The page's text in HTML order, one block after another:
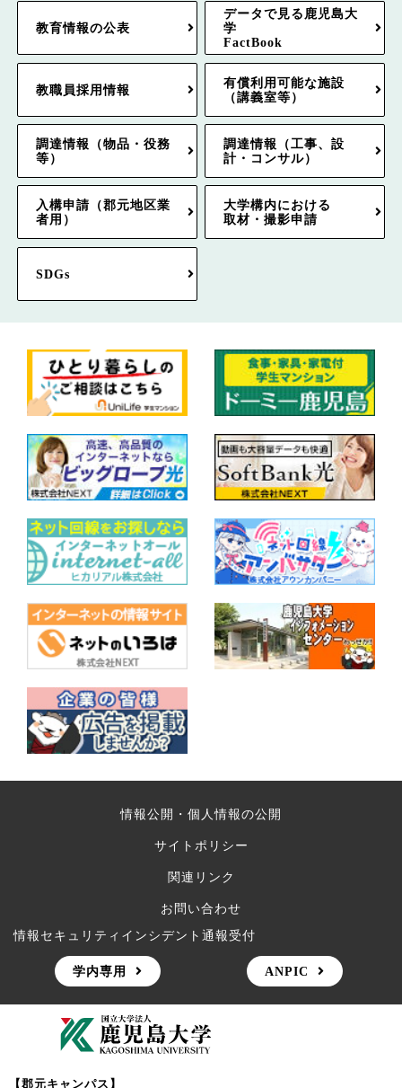
教育情報の公表
データで見る鹿児島大
学
FactBook
教職員採用情報
有償利用可能な施設
（講義室等）
調達情報（物品・役務
等）
調達情報（工事、設
計・コンサル）
入構申請（郡元地区業
者用）
大学構内における
取材・撮影申請
SDGs
情報公開・個人情報の公開
サイトポリシー
関連リンク
お問い合わせ
情報セキュリティインシデント通報受付
学内専用 ANPIC
【郡元キャンパス】